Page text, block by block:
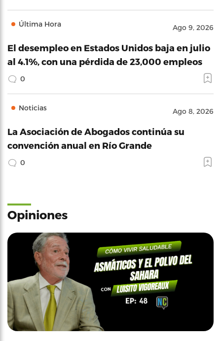
Última Hora Ago 9, 2026
El desempleo en Estados Unidos baja en julio
al 4.1%, con una pérdida de 23,000 empleos
0
Noticias Ago 8, 2026
La Asociación de Abogados continúa su
convención anual en Río Grande
0
Opiniones